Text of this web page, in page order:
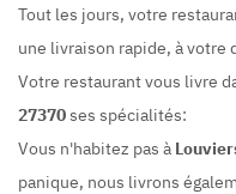
Tout les jours, votre
une livraison rapide, à votre
Votre restaurant vous livre
27370ses spécialités:
Vous n'habitez pas à
panique, nous livrons